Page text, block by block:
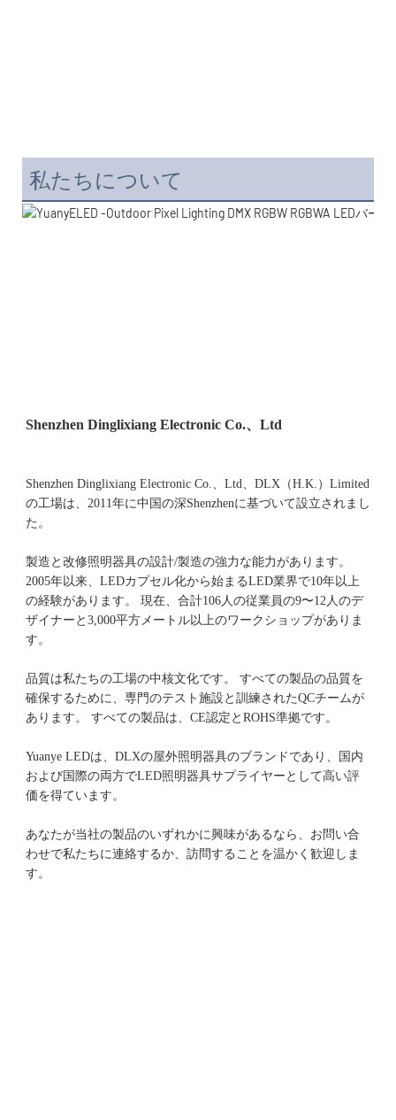
私たちについて
Shenzhen Dinglixiang Electronic Co.、Ltd、DLX（H.K.）Limited
の工場は、2011年に中国の深Shenzhenに基づいて設立されまし
た。
製造と改修照明器具の設計/製造の強力な能力があります。
2005年以来、LEDカプセル化から始まるLED業界で10年以上
の経験があります。 現在、合計106人の従業員の9〜12人のデ
ザイナーと3,000平方メートル以上のワークショップがありま
品質は私たちの工場の中核文化です。 すべての製品の品質を
確保するために、専門のテスト施設と訓練されたQCチームが
Yuanye LEDは、DLXの屋外照明器具のブランドであり、国内
および国際の両方でLED照明器具サプライヤーとして高い評
あなたが当社の製品のいずれかに興味があるなら、お問い合
わせで私たちに連絡するか、訪問することを温かく歓迎しま